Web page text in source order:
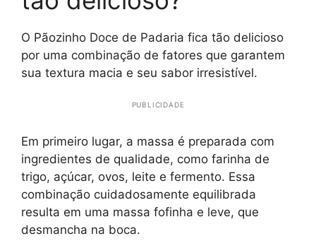
O Pãozinho Doce de Padaria fica tão delicioso
por uma combinação de fatores que garantem
sua textura macia e seu sabor irresistível.
PUBLICIDADE
Em primeiro lugar, a massa é preparada com
ingredientes de qualidade, como farinha de
trigo, açúcar, ovos, leite e fermento. Essa
combinação cuidadosamente equilibrada
resulta em uma massa fofinha e leve, que
desmancha na boca.